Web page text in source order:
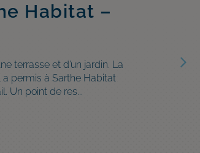
Habitat –
terrasse et d’un jardin. La
permis à Sarthe Habitat
Un point de res...
– Nantes
en trois parties : L'aile
au R+3 ; L'aile est du
logements et...
(56)
course au large. Structure
et MOB extérieur sur la
- PAC